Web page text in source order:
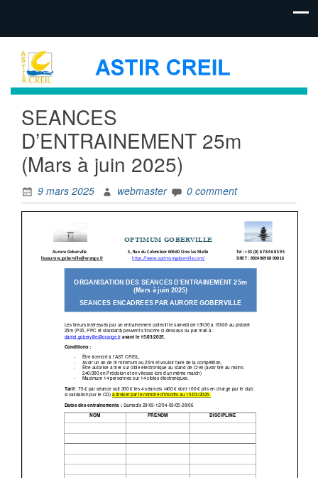
SEANCES
D’ENTRAINEMENT 25m
(Mars à juin 2025)
9 mars 2025 webmaster 0 comment